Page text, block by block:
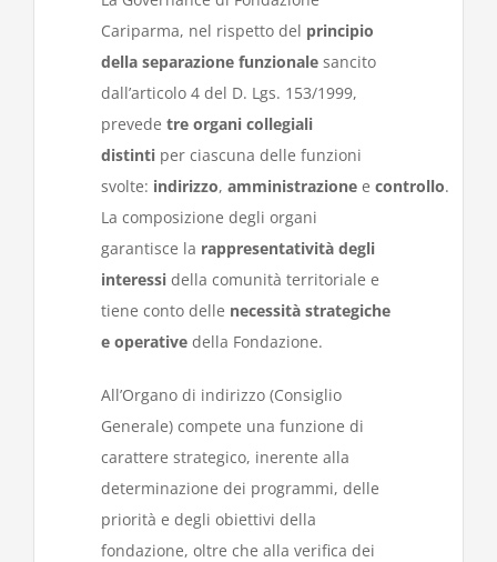
Cariparma, nel rispetto del principio
della separazione funzionale sancito
dall’articolo 4 del D. Lgs. 153/1999,
prevede tre organi collegiali
distinti per ciascuna delle funzioni
svolte: indirizzo, amministrazione e controllo.
La composizione degli organi
garantisce la rappresentatività degli
interessi della comunità territoriale e
tiene conto delle necessità strategiche
e operative della Fondazione.
All’Organo di indirizzo (Consiglio
Generale) compete una funzione di
carattere strategico, inerente alla
determinazione dei programmi, delle
priorità e degli obiettivi della
fondazione, oltre che alla verifica dei